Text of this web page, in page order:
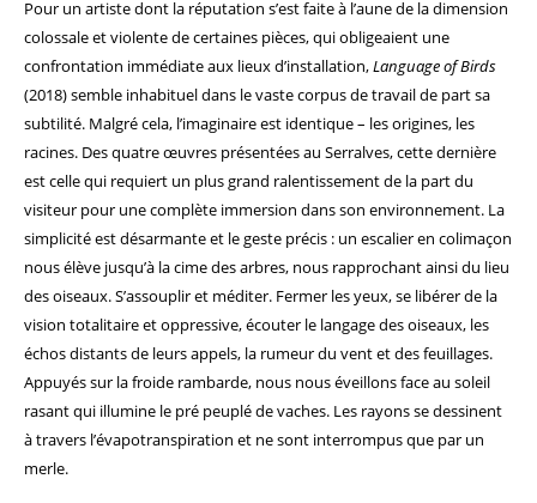
Pour un artiste dont la réputation s’est faite à l’aune de la dimension
colossale et violente de certaines pièces, qui obligeaient une
confrontation immédiate aux lieux d’installation,Language of Birds
(2018) semble inhabituel dans le vaste corpus de travail de part sa
subtilité. Malgré cela, l’imaginaire est identique – les origines, les
racines. Des quatre œuvres présentées au Serralves, cette dernière
est celle qui requiert un plus grand ralentissement de la part du
visiteur pour une complète immersion dans son environnement. La
simplicité est désarmante et le geste précis : un escalier en colimaçon
nous élève jusqu’à la cime des arbres, nous rapprochant ainsi du lieu
des oiseaux. S’assouplir et méditer. Fermer les yeux, se libérer de la
vision totalitaire et oppressive, écouter le langage des oiseaux, les
échos distants de leurs appels, la rumeur du vent et des feuillages.
Appuyés sur la froide rambarde, nous nous éveillons face au soleil
rasant qui illumine le pré peuplé de vaches. Les rayons se dessinent
à travers l’évapotranspiration et ne sont interrompus que par un
merle.